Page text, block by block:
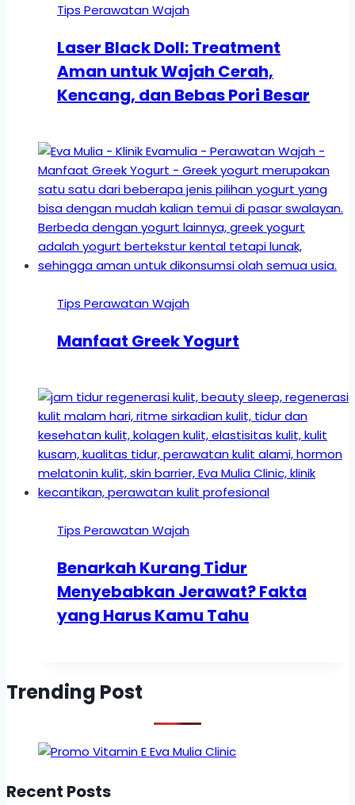
Tips Perawatan Wajah
Laser Black Doll: Treatment
Aman untuk Wajah Cerah,
Kencang, dan Bebas Pori Besar
Tips Perawatan Wajah
Manfaat Greek Yogurt
Tips Perawatan Wajah
Benarkah Kurang Tidur
Menyebabkan Jerawat? Fakta
yang Harus Kamu Tahu
Trending Post
Recent Posts